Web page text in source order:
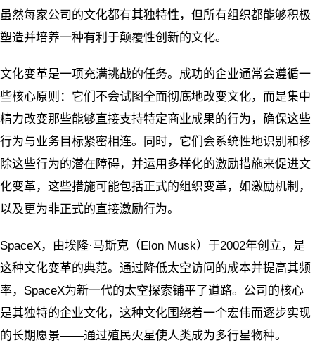
虽然每家公司的文化都有其独特性，但所有组织都能够积极
塑造并培养一种有利于颠覆性创新的文化。
文化变革是一项充满挑战的任务。成功的企业通常会遵循一
些核心原则：它们不会试图全面彻底地改变文化，而是集中
精力改变那些能够直接支持特定商业成果的行为，确保这些
行为与业务目标紧密相连。同时，它们会系统性地识别和移
除这些行为的潜在障碍，并运用多样化的激励措施来促进文
化变革，这些措施可能包括正式的组织变革，如激励机制，
以及更为非正式的直接激励行为。
SpaceX，由埃隆·马斯克（Elon Musk）于2002年创立，是
这种文化变革的典范。通过降低太空访问的成本并提高其频
率，SpaceX为新一代的太空探索铺平了道路。公司的核心
是其独特的企业文化，这种文化围绕着一个宏伟而逐步实现
的长期愿景——通过殖民火星使人类成为多行星物种。